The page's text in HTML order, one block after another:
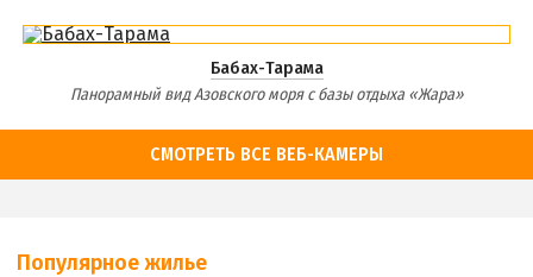
Бабах-Тарама
Панорамный вид Азовского моря с базы отдыха «Жара»
СМОТРЕТЬ ВСЕ ВЕБ-КАМЕРЫ
Популярное жилье